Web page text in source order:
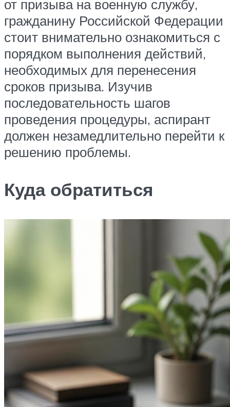
от призыва на военную службу,
гражданину Российской Федерации
стоит внимательно ознакомиться с
порядком выполнения действий,
необходимых для перенесения
сроков призыва. Изучив
последовательность шагов
проведения процедуры, аспирант
должен незамедлительно перейти к
решению проблемы.
Куда обратиться